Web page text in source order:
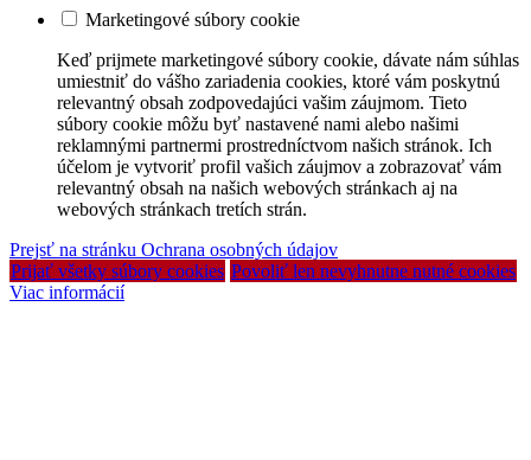
Marketingové súbory cookie
Keď prijmete marketingové súbory cookie, dávate nám súhlas
umiestniť do vášho zariadenia cookies, ktoré vám poskytnú
relevantný obsah zodpovedajúci vašim záujmom. Tieto
súbory cookie môžu byť nastavené nami alebo našimi
reklamnými partnermi prostredníctvom našich stránok. Ich
účelom je vytvoriť profil vašich záujmov a zobrazovať vám
relevantný obsah na našich webových stránkach aj na
webových stránkach tretích strán.
Prejsť na stránku Ochrana osobných údajov
Prijať všetky súbory cookies Povoliť len nevyhnutne nutné cookies
Viac informácií